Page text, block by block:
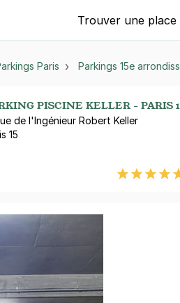
Trouver une place
Paris Parkings 15e
PISCINE KELLER - PARIS
de l'Ingénieur Robert Keller
15